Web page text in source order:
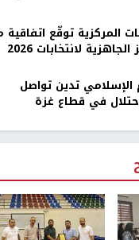
المركزية توقّع اتفاقية
الإسلامي تدين تواصل
في قطاع غزة